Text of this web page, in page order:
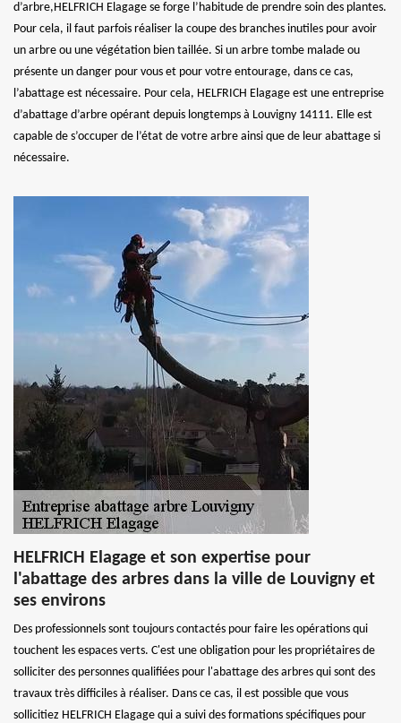
d’arbre,HELFRICH Elagage se forge l’habitude de prendre soin des plantes.
Pour cela, il faut parfois réaliser la coupe des branches inutiles pour avoir
un arbre ou une végétation bien taillée. Si un arbre tombe malade ou
présente un danger pour vous et pour votre entourage, dans ce cas,
l’abattage est nécessaire. Pour cela, HELFRICH Elagage est une entreprise
d’abattage d’arbre opérant depuis longtemps à Louvigny 14111. Elle est
capable de s’occuper de l’état de votre arbre ainsi que de leur abattage si
nécessaire.
HELFRICH Elagage et son expertise pour
l'abattage des arbres dans la ville de Louvigny et
ses environs
Des professionnels sont toujours contactés pour faire les opérations qui
touchent les espaces verts. C'est une obligation pour les propriétaires de
solliciter des personnes qualifiées pour l'abattage des arbres qui sont des
travaux très difficiles à réaliser. Dans ce cas, il est possible que vous
sollicitiez HELFRICH Elagage qui a suivi des formations spécifiques pour